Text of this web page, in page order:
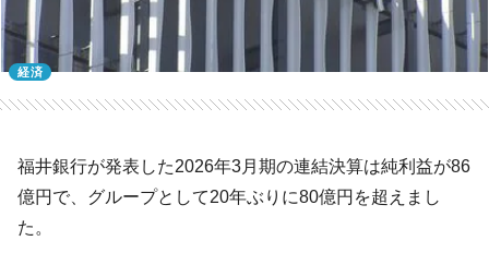
経済
福井銀行が発表した2026年3月期の連結決算は純利益が86
億円で、グループとして20年ぶりに80億円を超えまし
た。